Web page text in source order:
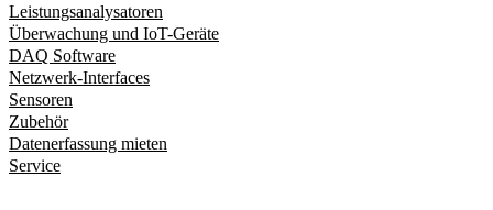
Leistungsanalysatoren
Überwachung und IoT-Geräte
DAQ Software
Netzwerk-Interfaces
Sensoren
Zubehör
Datenerfassung mieten
Service